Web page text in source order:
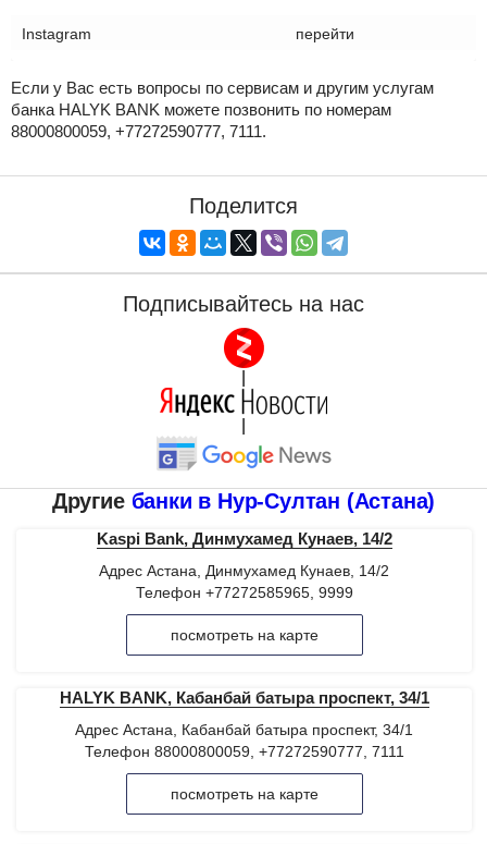
Instagram перейти
Если у Вас есть вопросы по сервисам и другим услугам
банка HALYK BANK можете позвонить по номерам
88000800059, +77272590777, 7111.
Поделится
Подписывайтесь на нас
Другие банки в Нур-Султан (Астана)
Kaspi Bank, Динмухамед Кунаев, 14/2
Адрес Астана, Динмухамед Кунаев, 14/2
Телефон +77272585965, 9999
посмотреть на карте
HALYK BANK, Кабанбай батыра проспект, 34/1
Адрес Астана, Кабанбай батыра проспект, 34/1
Телефон 88000800059, +77272590777, 7111
посмотреть на карте